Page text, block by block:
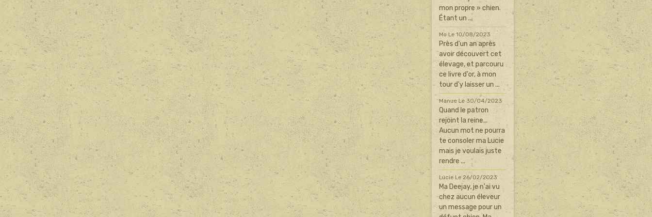
mon propre » chien.
Étant un ...
Mo Le 10/08/2023
Près d'un an après
avoir découvert cet
élevage, et parcouru
ce livre d'or, à mon
tour d'y laisser un ...
Manue Le 30/04/2023
Quand le patron
rejoint la reine...
Aucun mot ne pourra
te consoler ma Lucie
mais je voulais juste
rendre ...
Lucie Le 26/02/2023
Ma Deejay, je n'ai vu
chez aucun éleveur
un message pour un